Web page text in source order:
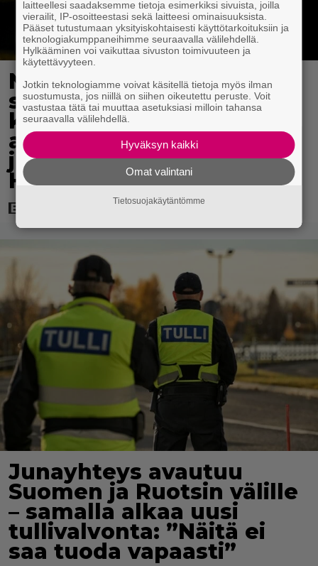
Netflixissä on nyt upea
sarja keskiajan
kuninkaallisten
aikakaudelta – keskiössä
julma Englannin hallitsija
Henrik VIII
Junayhteys avautuu
Suomen ja Ruotsin välille
– samalla alkaa uusi
tullivalvonta: ”Näitä ei
saa tuoda vapaasti”
laitteellesi saadaksemme tietoja esimerkiksi sivuista, joilla
vierailit, IP-osoitteestasi sekä laitteesi ominaisuuksista.
Pääset tutustumaan yksityiskohtaisesti käyttötarkoituksiin ja
teknologiakumppaneihimme seuraavalla välilehdellä.
Hylkääminen voi vaikuttaa sivuston toimivuuteen ja
käytettävyyteen.
Jotkin teknologiamme voivat käsitellä tietoja myös ilman
suostumusta, jos niillä on siihen oikeutettu peruste. Voit
vastustaa tätä tai muuttaa asetuksiasi milloin tahansa
seuraavalla välilehdellä.
Hyväksyn kaikki
Omat valintani
Tietosuojakäytäntömme